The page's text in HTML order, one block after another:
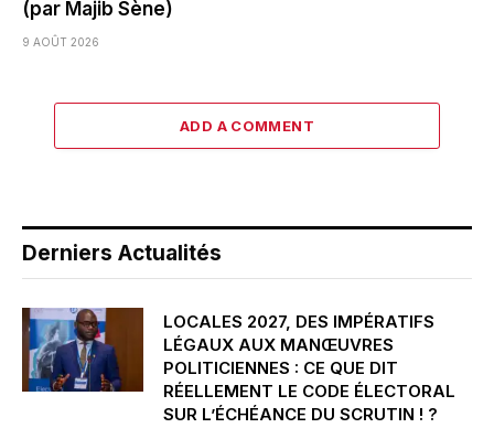
(par Majib Sène)
9 AOÛT 2026
ADD A COMMENT
Derniers Actualités
LOCALES 2027, DES IMPÉRATIFS
LÉGAUX AUX MANŒUVRES
POLITICIENNES : CE QUE DIT
RÉELLEMENT LE CODE ÉLECTORAL
SUR L’ÉCHÉANCE DU SCRUTIN ! ?